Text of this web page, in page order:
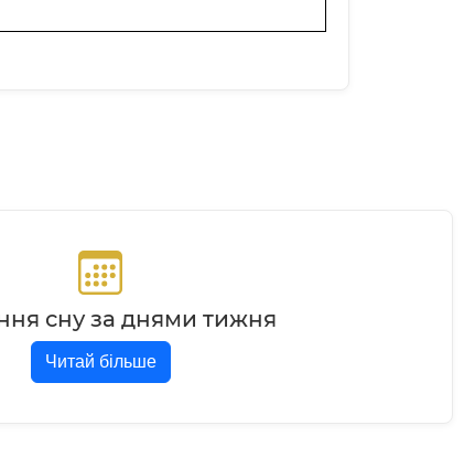
сну за днями тижня
Читай більше